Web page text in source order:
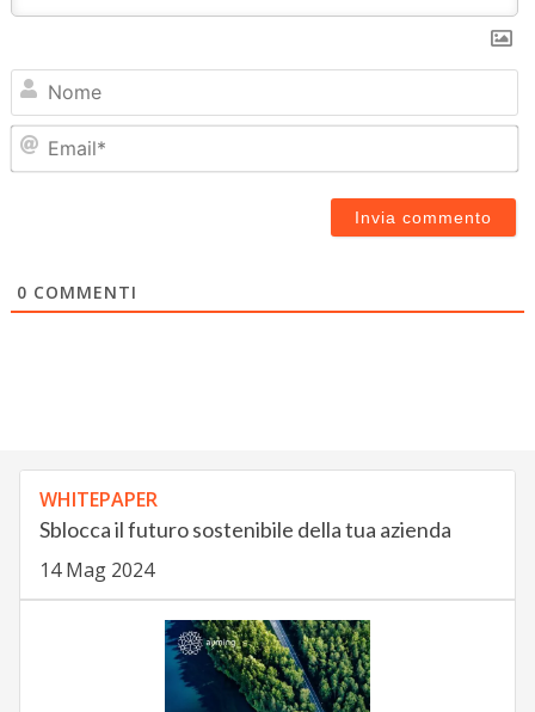
0 COMMENTI
WHITEPAPER
Sblocca il futuro sostenibile della tua azienda
14 Mag 2024